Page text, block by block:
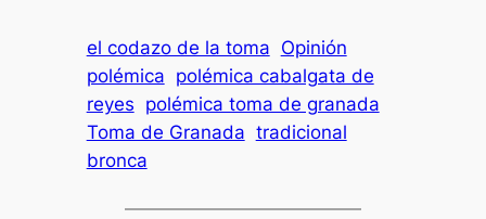
el codazo de la toma Opinión
polémica polémica cabalgata de
reyes polémica toma de granada
Toma de Granada tradicional
bronca